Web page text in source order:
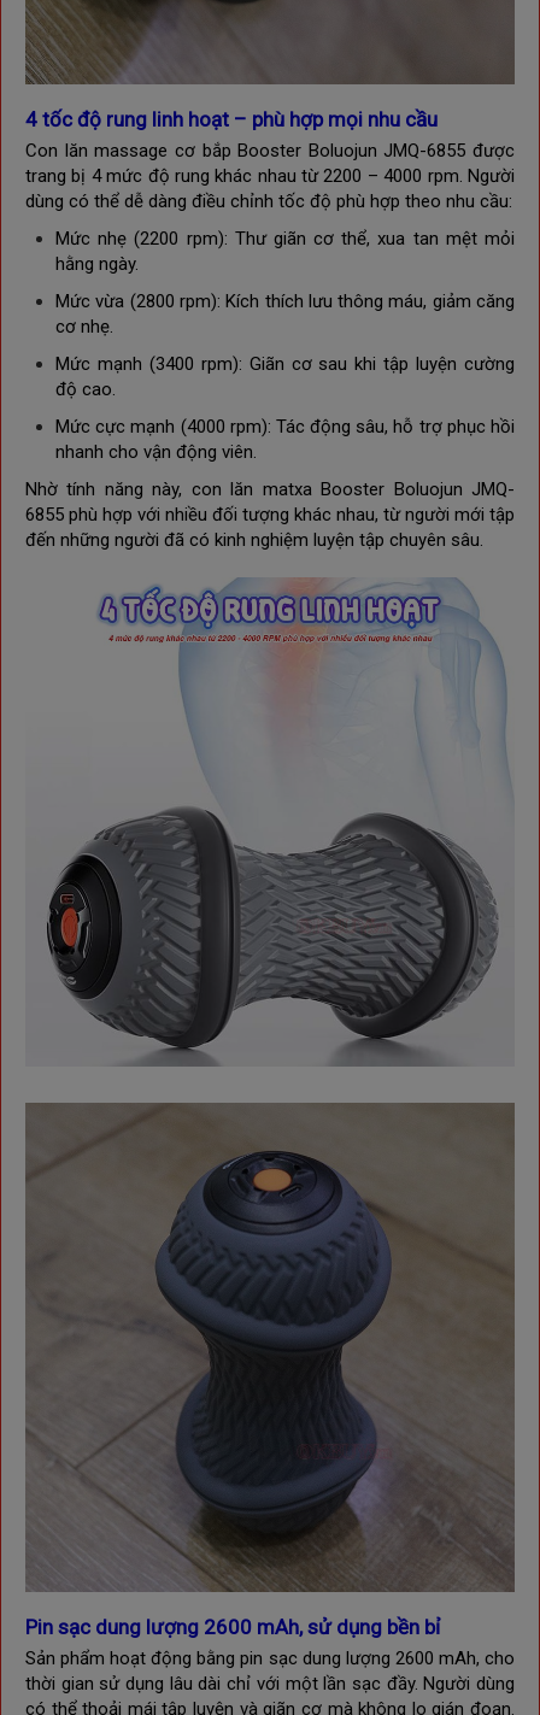
4 tốc độ rung linh hoạt – phù hợp mọi nhu cầu
Con lăn massage cơ bắp Booster BoluojunJMQ-6855 được
trang bị 4 mức độ rung khác nhau từ 2200 – 4000 rpm. Người
dùng có thể dễ dàng điều chỉnh tốc độ phù hợp theo nhu cầu:
Mức nhẹ (2200 rpm): Thư giãn cơ thể, xua tan mệt mỏi
hằng ngày.
Mức vừa (2800 rpm): Kích thích lưu thông máu, giảm căng
cơ nhẹ.
Mức mạnh (3400 rpm): Giãn cơ sau khi tập luyện cường
độ cao.
Mức cực mạnh (4000 rpm): Tác động sâu, hỗ trợ phục hồi
nhanh cho vận động viên.
Nhờ tính năng này, con lăn matxa Booster Boluojun JMQ-
6855 phù hợp với nhiều đối tượng khác nhau, từ người mới tập
đến những người đã có kinh nghiệm luyện tập chuyên sâu.
Pin sạc dung lượng 2600 mAh, sử dụng bền bỉ
Sản phẩm hoạt động bằng pin sạc dung lượng 2600 mAh, cho
thời gian sử dụng lâu dài chỉ với một lần sạc đầy. Người dùng
có thể thoải mái tập luyện và giãn cơ mà không lo gián đoạn.